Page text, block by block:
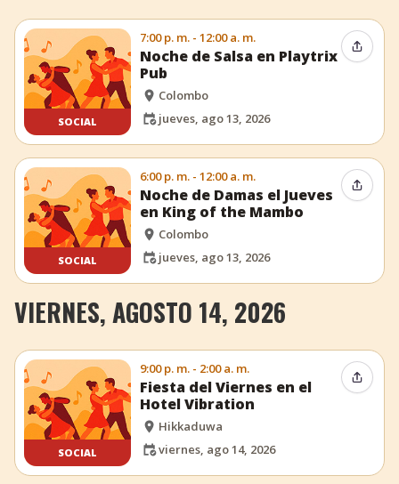
SOCIAL
7:00 p. m. - 12:00 a. m.
Noche de Salsa en Playtrix
Pub
Colombo
jueves, ago 13, 2026
SOCIAL
6:00 p. m. - 12:00 a. m.
Noche de Damas el Jueves
en King of the Mambo
Colombo
jueves, ago 13, 2026
VIERNES, AGOSTO 14, 2026
SOCIAL
9:00 p. m. - 2:00 a. m.
Fiesta del Viernes en el
Hotel Vibration
Hikkaduwa
viernes, ago 14, 2026